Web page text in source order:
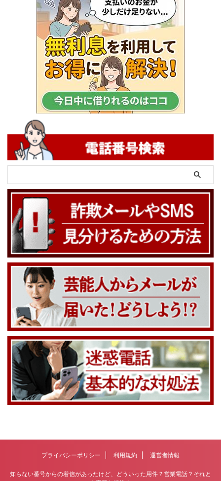
プライバシーポリシー 利用規約 運営者情報
知らない番号からの着信があったけど、どういった用件？営業電話？それと